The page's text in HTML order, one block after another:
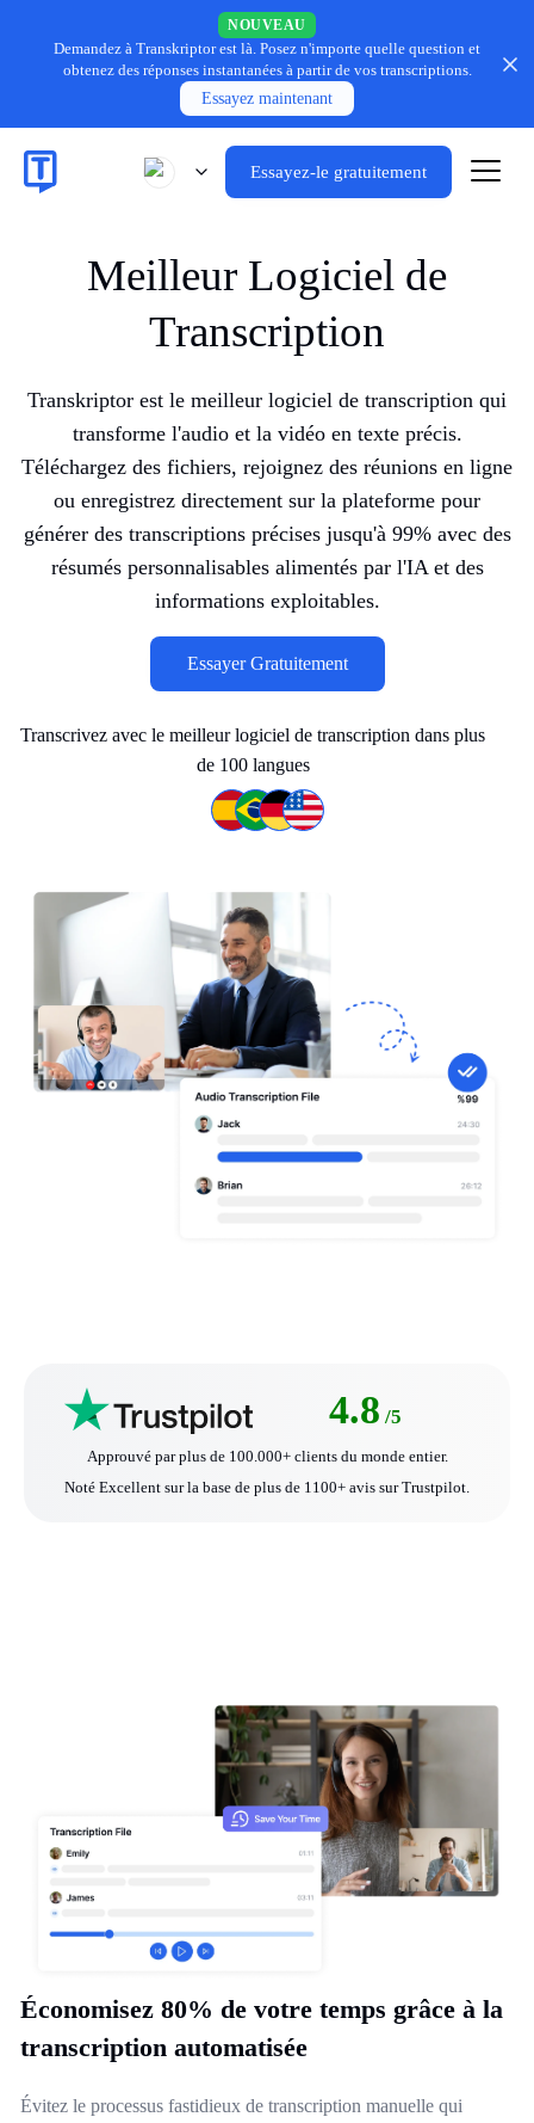
NOUVEAU
Demandez à Transkriptor est là. Posez n'importe quelle question et
obtenez des réponses instantanées à partir de vos transcriptions.
Essayez maintenant
Essayez-le gratuitement
Meilleur Logiciel de
Transcription
Transkriptor est le meilleur logiciel de transcription qui
transforme l'audio et la vidéo en texte précis.
Téléchargez des fichiers, rejoignez des réunions en ligne
ou enregistrez directement sur la plateforme pour
générer des transcriptions précises jusqu'à 99% avec des
résumés personnalisables alimentés par l'IA et des
informations exploitables.
Essayer Gratuitement
Transcrivez avec le meilleur logiciel de transcription dans plus
de 100 langues
4.8 /5
Approuvé par plus de 100.000+ clients du monde entier.
Noté Excellent sur la base de plus de 1100+ avis sur Trustpilot.
Économisez 80% de votre temps grâce à la
transcription automatisée
Évitez le processus fastidieux de transcription manuelle qui